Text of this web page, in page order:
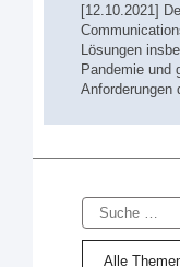
[12.10.2021]
Lösungen
Pandemie und
Anforderungen
Suche